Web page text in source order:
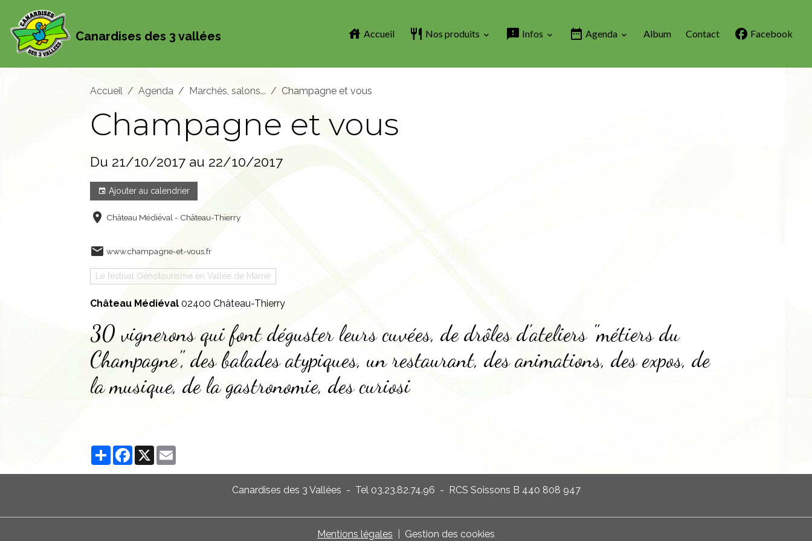
Canardises des 3 vallées Accueil Nos produits Infos Agenda Album Contact Facebook
Accueil Agenda Marchés, salons... Champagne et vous
Champagne et vous
Du 21/10/2017 au 22/10/2017
Ajouter au calendrier
Château Médiéval - Château-Thierry
www.champagne-et-vous.fr
Le festival Oenotourisme en Vallée de Marne
Château Médiéval 02400 Château-Thierry
30 vignerons qui font déguster leurs cuvées, de drôles d'ateliers "métiers du
Champagne", des balades atypiques, un restaurant, des animations, des expos, de
la musique, de la gastronomie, des curiosi
PartagerFacebook
X
Canardises des 3 Vallées - Tel 03.23.82.74.96 - RCS Soissons B 440 808 947
Mentions légales Gestion des cookies